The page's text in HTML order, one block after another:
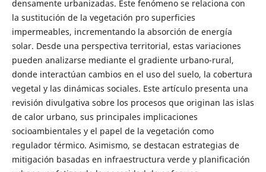
densamente urbanizadas. Este fenómeno se relaciona con
la sustitución de la vegetación pro superficies
impermeables, incrementando la absorción de energía
solar. Desde una perspectiva territorial, estas variaciones
pueden analizarse mediante el gradiente urbano-rural,
donde interactúan cambios en el uso del suelo, la cobertura
vegetal y las dinámicas sociales. Este artículo presenta una
revisión divulgativa sobre los procesos que originan las islas
de calor urbano, sus principales implicaciones
socioambientales y el papel de la vegetación como
regulador térmico. Asimismo, se destacan estrategias de
mitigación basadas en infraestructura verde y planificación